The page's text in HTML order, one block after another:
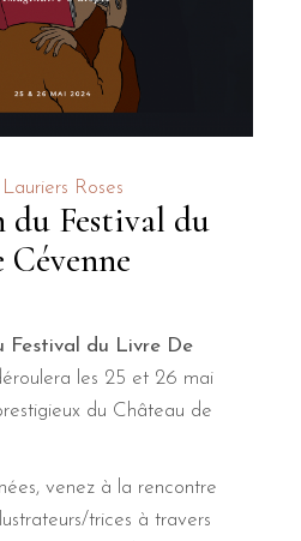
Roses
du Festival du
Festival du Livre De
les 25 et 26 mai
du Château de
venez à la rencontre
trices à travers